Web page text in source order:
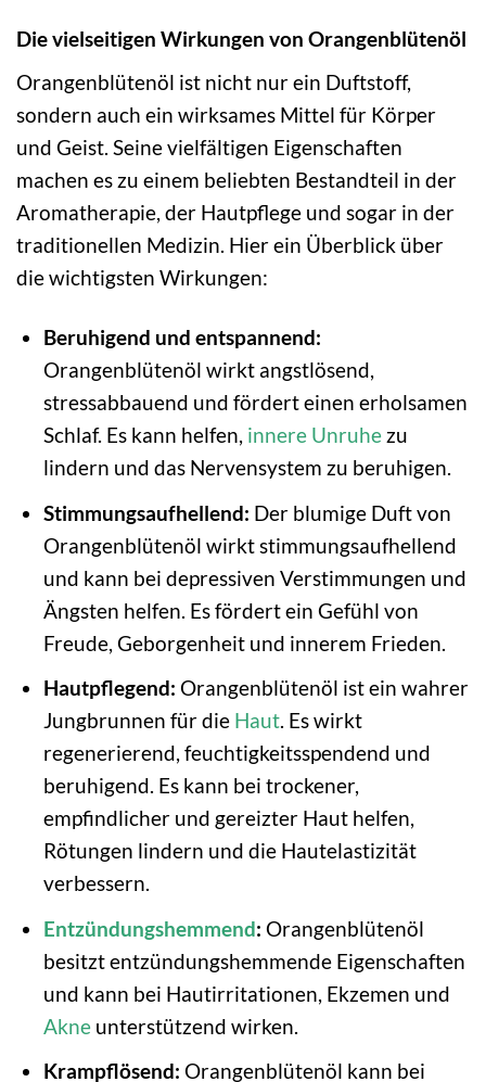
Die vielseitigen Wirkungen von Orangenblütenöl
Orangenblütenöl ist nicht nur ein Duftstoff,
sondern auch ein wirksames Mittel für Körper
und Geist. Seine vielfältigen Eigenschaften
machen es zu einem beliebten Bestandteil in der
Aromatherapie, der Hautpflege und sogar in der
traditionellen Medizin. Hier ein Überblick über
die wichtigsten Wirkungen:
Beruhigend und entspannend:
Orangenblütenöl wirkt angstlösend,
stressabbauend und fördert einen erholsamen
Schlaf. Es kann helfen, innere Unruhezu
lindern und das Nervensystem zu beruhigen.
Stimmungsaufhellend: Der blumige Duft von
Orangenblütenöl wirkt stimmungsaufhellend
und kann bei depressiven Verstimmungen und
Ängsten helfen. Es fördert ein Gefühl von
Freude, Geborgenheit und innerem Frieden.
Hautpflegend: Orangenblütenöl ist ein wahrer
Jungbrunnen für die Haut. Es wirkt
regenerierend, feuchtigkeitsspendend und
beruhigend. Es kann bei trockener,
empfindlicher und gereizter Haut helfen,
Rötungen lindern und die Hautelastizität
verbessern.
Entzündungshemmend: Orangenblütenöl
besitzt entzündungshemmende Eigenschaften
und kann bei Hautirritationen, Ekzemen und
Akneunterstützend wirken.
Krampflösend: Orangenblütenöl kann bei